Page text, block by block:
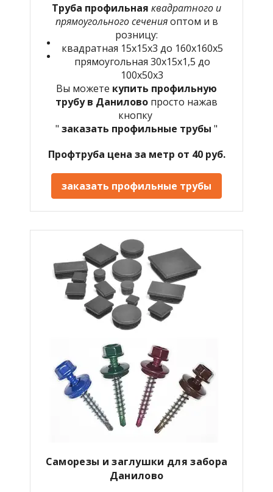
Труба профильная квадратного и
прямоугольного сеченияоптом и в
розницу:
квадратная 15х15х3 до 160х160х5
прямоугольная 30х15х1,5 до
100х50х3
Вы можете купить профильную
трубу в Данилово просто нажав
кнопку
" заказать профильные трубы "
Профтруба цена за метр от 40 руб.
заказать профильные трубы
Саморезы и заглушки для забора
Данилово